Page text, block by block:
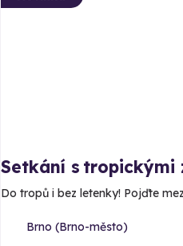
Setkání s tropickými
Do tropů i bez letenky! Pojďte
Brno (Brno-město)